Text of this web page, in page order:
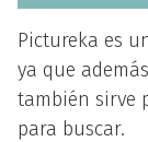
Pictureka es
ya que
también sirve
para buscar.